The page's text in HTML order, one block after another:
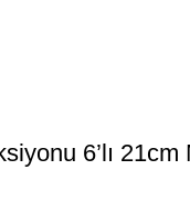
6’lı 21cm